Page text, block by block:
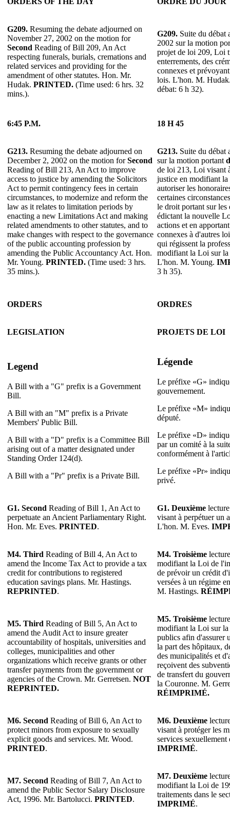
G209. Resuming the debate adjourned on
November 27, 2002 on the motion for
Second Reading of Bill 209, An Act
respecting funerals, burials, cremations and
related services and providing for the
amendment of other statutes. Hon. Mr.
Hudak. PRINTED. (Time used: 6 hrs. 32
mins.).
G209. Suite du débat
2002 sur la motion
projet de loi 209, Loi
enterrements, des
connexes et
lois. L'hon. M.
débat: 6 h 32).
6:45 P.M. 18 H 45
G213. Resuming the debate adjourned on
December 2, 2002 on the motion forSecond
Reading of Bill 213, An Act to improve
access to justice by amending the Solicitors
Act to permit contingency fees in certain
circumstances, to modernize and reform the
law as it relates to limitation periods by
enacting a new Limitations Act and making
related amendments to other statutes, and to
make changes with respect to the governance
of the public accounting profession by
amending the Public Accountancy Act. Hon.
Mr. Young. PRINTED. (Time used: 3 hrs.
35 mins.).
G213. Suite du débat
sur la motion portant
de loi 213, Loi visant
justice en modifiant
autoriser les
certaines
le droit portant sur les
édictant la nouvelle
actions et en
connexes à d'autres
qui régissent la
modifiant la Loi sur
L'hon. M. Young.
3 h 35).
ORDERS ORDRES
LEGISLATION PROJETS DE LOI
Legend
A Bill with a "G" prefix is a Government
Bill.
A Bill with an "M" prefix is a Private
Members' Public Bill.
A Bill with a "D" prefix is a Committee Bill
arising out of a matter designated under
Standing Order 124(d).
A Bill with a "Pr" prefix is a Private Bill.
Légende
Le préfixe «G»
gouvernement.
Le préfixe «M»
député.
Le préfixe «D»
par un comité à la
conformément à
Le préfixe «Pr»
privé.
G1. Second Reading of Bill 1, An Act to
perpetuate an Ancient Parliamentary Right.
Hon. Mr. Eves. PRINTED.
G1. Deuxième
visant à perpétuer un
L'hon. M. Eves.
M4. Third Reading of Bill 4, An Act to
amend the Income Tax Act to provide a tax
credit for contributions to registered
education savings plans. Mr. Hastings.
REPRINTED.
M4. Troisième
modifiant la Loi de
de prévoir un crédit
versées à un régime
M. Hastings.
M5. Third Reading of Bill 5, An Act to
amend the Audit Act to insure greater
accountability of hospitals, universities and
colleges, municipalities and other
organizations which receive grants or other
transfer payments from the government or
agencies of the Crown. Mr. Gerretsen. NOT
REPRINTED.
M5. Troisième
modifiant la Loi sur
publics afin d'assurer
la part des hôpitaux,
des municipalités et
reçoivent des
de transfert du
la Couronne. M.
RÉIMPRIMÉ.
M6. Second Reading of Bill 6, An Act to
protect minors from exposure to sexually
explicit goods and services. Mr. Wood.
PRINTED.
M6. Deuxième
visant à protéger les
services
IMPRIMÉ.
M7. Second Reading of Bill 7, An Act to
amend the Public Sector Salary Disclosure
Act, 1996. Mr. Bartolucci. PRINTED.
M7. Deuxième
modifiant la Loi de
traitements dans le
IMPRIMÉ.